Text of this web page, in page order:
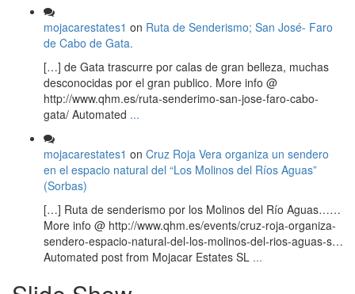
mojacarestates1 on Ruta de Senderismo; San José- Faro
de Cabo de Gata.
[…] de Gata trascurre por calas de gran belleza, muchas
desconocidas por el gran publico. More info @
http://www.qhm.es/ruta-senderimo-san-jose-faro-cabo-
gata/ Automated ...
mojacarestates1 on Cruz Roja Vera organiza un sendero
en el espacio natural del “Los Molinos del Ríos Aguas”
(Sorbas)
[…] Ruta de senderismo por los Molinos del Río Aguas……
More info @ http://www.qhm.es/events/cruz-roja-organiza-
sendero-espacio-natural-del-los-molinos-del-rios-aguas-s…
Automated post from Mojacar Estates SL ...